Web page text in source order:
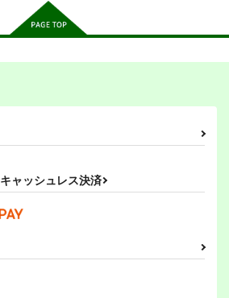
キャッシュレス決済